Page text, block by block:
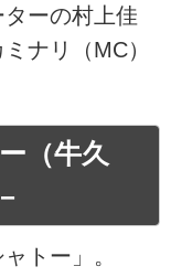
ーの村上佳
ナリ（MC）
（牛久
トー」。